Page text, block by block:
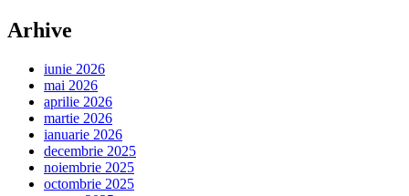
Arhive
iunie 2026
mai 2026
aprilie 2026
martie 2026
ianuarie 2026
decembrie 2025
noiembrie 2025
octombrie 2025